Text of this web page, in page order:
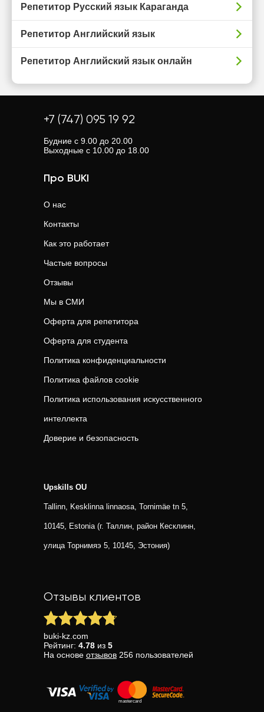
Репетитор Русский язык Караганда
Репетитор Английский язык
Репетитор Английский язык онлайн
+7 (747) 095 19 92
Будние с 9.00 до 20.00
Выходные с 10.00 до 18.00
Про BUKI
О нас
Контакты
Как это работает
Частые вопросы
Отзывы
Мы в СМИ
Оферта для репетитора
Оферта для студента
Политика конфиденциальности
Политика файлов cookie
Политика использования искусственного
интеллекта
Доверие и безопасность
Upskills OU
Tallinn, Kesklinna linnaosa, Tornimäe tn 5,
10145, Estonia (г. Таллин, район Кесклинн,
улица Торнимяэ 5, 10145, Эстония)
Отзывы клиентов
buki-kz.com
Рейтинг: 4.78 из 5
На основе отзывов 256 пользователей